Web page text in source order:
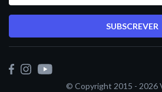
SUBSCREVER
© Copyright 2015 - 2026